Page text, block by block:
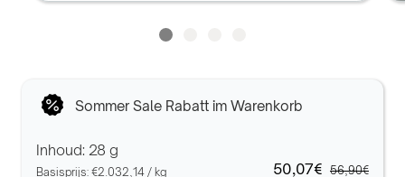
Sommer Sale Rabatt im Warenkorb
Inhoud: 28 g
Basisprijs: €2.032,14 / kg
50,07€ 56,90€